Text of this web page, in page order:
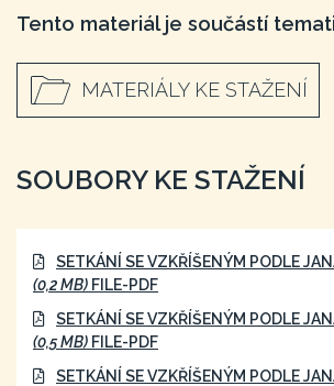
Tento materiál je součástí
MATERIÁLY KE STAŽENÍ
SOUBORY KE STAŽENÍ
SETKÁNÍ SE VZKŘÍŠENÝM PODLE
(0,2 MB) FILE-PDF
SETKÁNÍ SE VZKŘÍŠENÝM PODLE
(0,5 MB) FILE-PDF
SETKÁNÍ SE VZKŘÍŠENÝM PODLE